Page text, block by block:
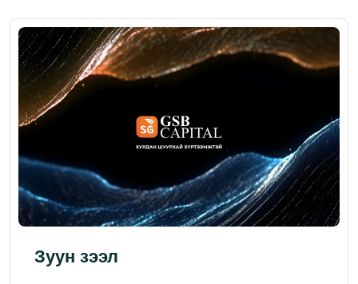
Зуун зээл